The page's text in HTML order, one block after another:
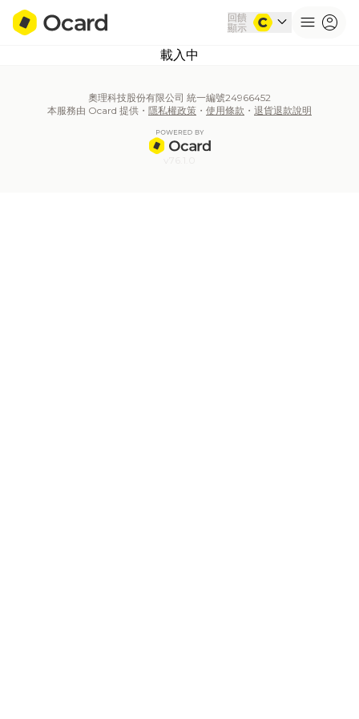
回饋
顯示
expand_more menu account_circle
載入中
奧理科技股份有限公司 統一編號24966452
本服務由 Ocard 提供・ 隱私權政策 ・ 使用條款 ・ 退貨退款說明